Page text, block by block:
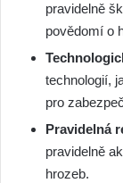
pravidelně
povědomí o
technologií,
pro
Pravidelná
pravidelně
hrozeb.